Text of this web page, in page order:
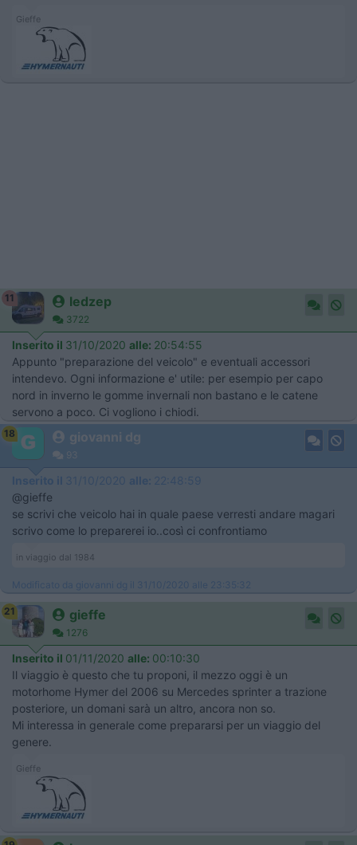
Gieffe
11 ledzep
3722
Inserito il 31/10/2020 alle: 20:54:55
Appunto "preparazione del veicolo" e eventuali accessori
intendevo. Ogni informazione e' utile: per esempio per capo
nord in inverno le gomme invernali non bastano e le catene
servono a poco. Ci vogliono i chiodi.
18 giovanni dg
93
Inserito il 31/10/2020 alle: 22:48:59
@gieffe
se scrivi che veicolo hai in quale paese verresti andare magari
scrivo come lo preparerei io..così ci confrontiamo
in viaggio dal 1984
Modificato da giovanni dg il 31/10/2020 alle 23:35:32
21 gieffe
1276
Inserito il 01/11/2020 alle: 00:10:30
Il viaggio è questo che tu proponi, il mezzo oggi è un
motorhome Hymer del 2006 su Mercedes sprinter a trazione
posteriore, un domani sarà un altro, ancora non so.
Mi interessa in generale come prepararsi per un viaggio del
genere.
Gieffe